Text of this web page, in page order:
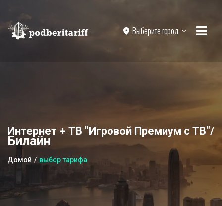
Выберите город
Интернет + ТВ "Игровой Премиум с ТВ"/
Билайн
Домой выбор тарифа